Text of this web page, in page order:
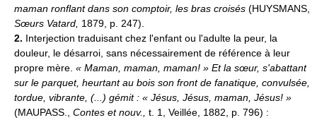
maman ronflant dans son comptoir, les bras croisés (HUYSMANS,
Sœurs Vatard, 1879, p. 247).
2. Interjection traduisant chez l'enfant ou l'adulte la peur, la
douleur, le désarroi, sans nécessairement de référence à leur
propre mère. « Maman, maman, maman! » Et la sœur, s'abattant
sur le parquet, heurtant au bois son front de fanatique, convulsée,
tordue, vibrante, (...) gémit : « Jésus, Jésus, maman, Jésus! »
(MAUPASS., Contes et nouv., t. 1, Veillée, 1882, p. 796) :